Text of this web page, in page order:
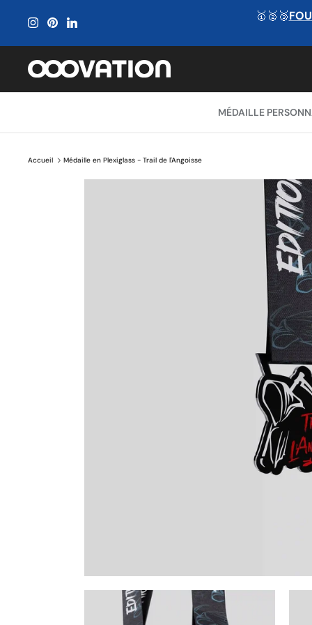
🥇🥈🥉
MÉDAILLE
Accueil Médaille en Plexiglass - Trail de l'Angoisse